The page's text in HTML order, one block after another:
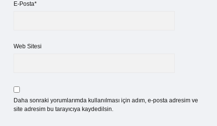
E-Posta*
Web Sitesi
Daha sonraki yorumlarımda kullanılması için adım, e-posta adresim ve
site adresim bu tarayıcıya kaydedilsin.